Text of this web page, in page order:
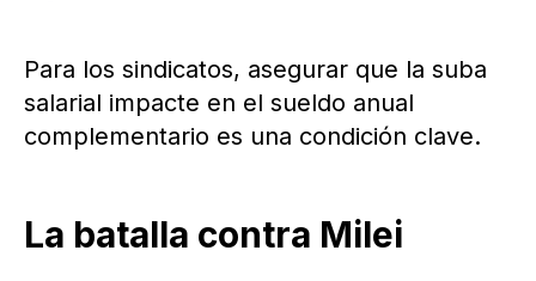
Para los sindicatos, asegurar que la suba
salarial impacte en el sueldo anual
complementario es una condición clave.
La batalla contra Milei